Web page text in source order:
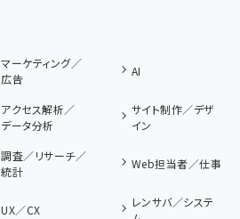
マーケティング／
広告
AI
アクセス解析／
データ分析
サイト制作／デザ
イン
調査／リサーチ／
統計
Web担当者／仕事
UX／CX
レンサバ／システ